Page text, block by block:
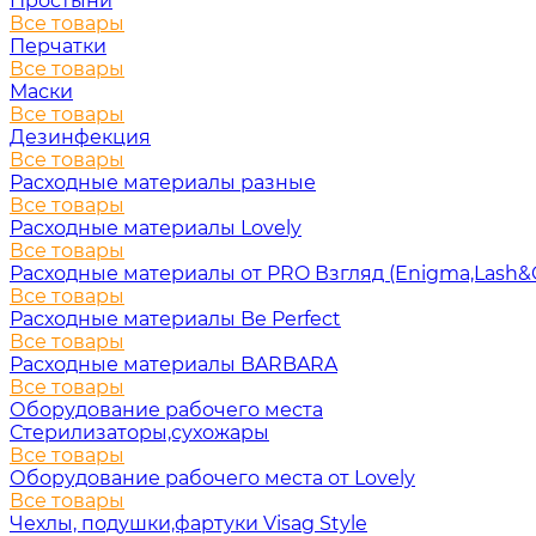
Все товары
Перчатки
Все товары
Маски
Все товары
Дезинфекция
Все товары
Расходные материалы разные
Все товары
Расходные материалы Lovely
Все товары
Расходные материалы от PRO Взгляд
Все товары
Расходные материалы Be Perfect
Все товары
Расходные материалы BARBARA
Все товары
Оборудование рабочего места
Стерилизаторы,сухожары
Все товары
Оборудование рабочего места от Lovely
Все товары
Чехлы, подушки,фартуки Visag Style